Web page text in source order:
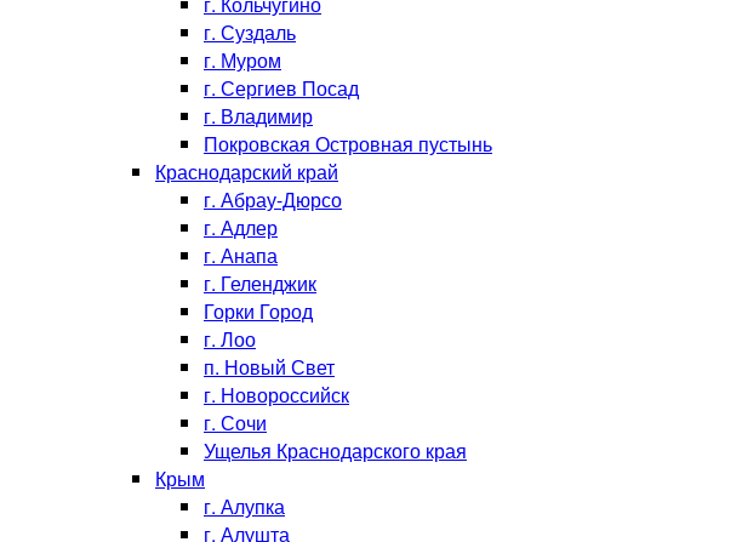
г. Суздаль
г. Муром
г. Сергиев Посад
г. Владимир
Покровская Островная пустынь
Краснодарский край
г. Абрау-Дюрсо
г. Адлер
г. Анапа
г. Геленджик
Горки Город
г. Лоо
п. Новый Свет
г. Новороссийск
г. Сочи
Ущелья Краснодарского края
Крым
г. Алупка
г. Алушта